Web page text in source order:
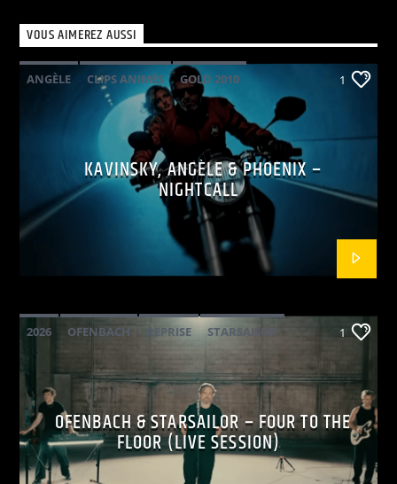
VOUS AIMEREZ AUSSI
ANGÈLE CLIPS ANIMÉS
GOLD 2010
PHOENIX POP ELECTRO
1
KAVINSKY, ANGÈLE & PHOENIX –
NIGHTCALL
2026 OFENBACH REPRISE STARSAILOR 1
OFENBACH & STARSAILOR – FOUR TO THE
FLOOR (LIVE SESSION)